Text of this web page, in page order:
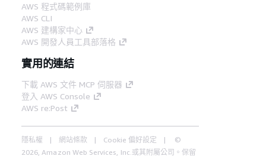
AWS 程式碼範例庫
AWS CLI
AWS 建構家中心
AWS 開發人員工具部落格
實用的連結
下載 AWS 文件 MCP 伺服器
登入 AWS Console
AWS re:Post
隱私權 網站條款 Cookie 偏好設定
©
2026, Amazon Web Services, Inc.或其附屬公司。保留